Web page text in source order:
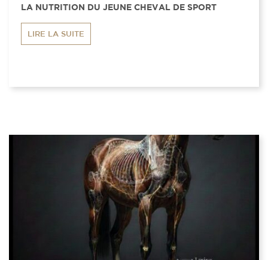
LA NUTRITION DU JEUNE CHEVAL DE SPORT
LIRE LA SUITE